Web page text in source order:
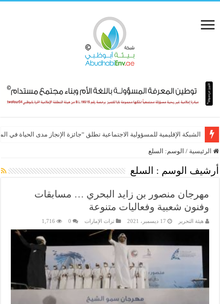
الشبكة الإقليمية للمسؤولية الاجتماعية تطلق “جائزة الإنجاز مدى الحياة في
Inc. Arabia Women Of Influence 2026 تحتفي بـ 60 مرأة قيادية
الرئيسية / الوسم: السلع
أرشيف الوسم : السلع
مهرجان منصور بن زايد البحري … مسابقات
وفنون شعبية وفعاليات متنوعة
هيئة التحرير 17 ديسمبر، 2021 تراث الإمارات 0
1,716